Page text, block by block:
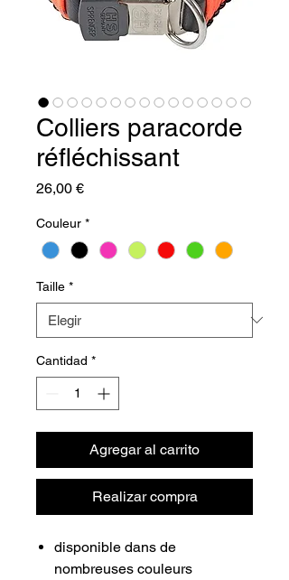
Colliers paracorde
réfléchissant
26,00 €Precio
Couleur *
Taille *
Cantidad *
Agregar al carrito
Realizar compra
disponible dans de
nombreuses couleurs